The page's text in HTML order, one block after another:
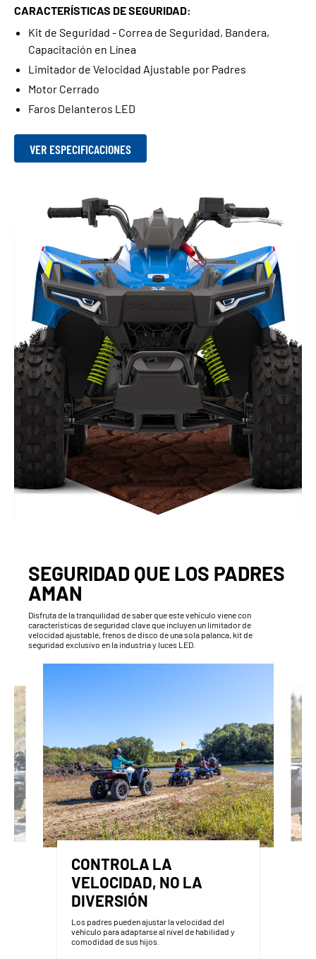
CARACTERÍSTICAS DE SEGURIDAD:
Kit de Seguridad - Correa de Seguridad, Bandera,
Capacitación en Línea
Limitador de Velocidad Ajustable por Padres
Motor Cerrado
Faros Delanteros LED
VER ESPECIFICACIONES
SEGURIDAD QUE LOS PADRES
AMAN
Disfruta de la tranquilidad de saber que este vehículo viene con
características de seguridad clave que incluyen un limitador de
velocidad ajustable, frenos de disco de una sola palanca, kit de
seguridad exclusivo en la industria y luces LED.
CONTROLA LA
VELOCIDAD, NO LA
DIVERSIÓN
Los padres pueden ajustar la velocidad del
vehículo para adaptarse al nivel de habilidad y
comodidad de sus hijos.